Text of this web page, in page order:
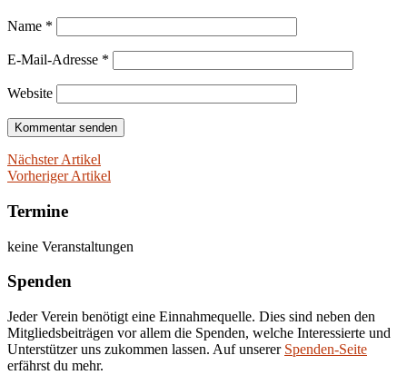
Name *
E-Mail-Adresse *
Website
Nächster Artikel
Vorheriger Artikel
Termine
keine Veranstaltungen
Spenden
Jeder Verein benötigt eine Einnahmequelle. Dies sind neben den
Mitgliedsbeiträgen vor allem die Spenden, welche Interessierte und
Unterstützer uns zukommen lassen. Auf unserer Spenden-Seite
erfährst du mehr.